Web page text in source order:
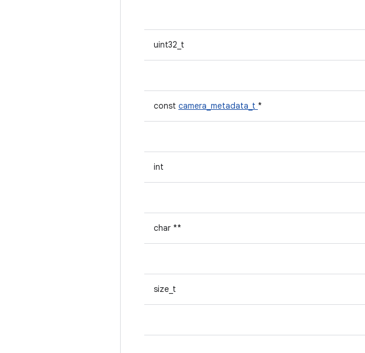
uint32_t
const camera_metadata_t *
int
char **
size_t